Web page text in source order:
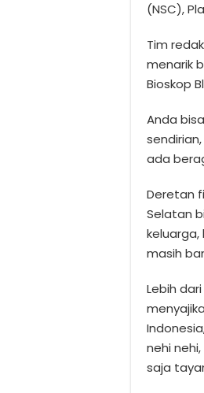
(NSC),
Tim
menarik
Bioskop
Anda
ada
Deretan
Selatan
keluarga,
masih
Lebih
nehi
saja